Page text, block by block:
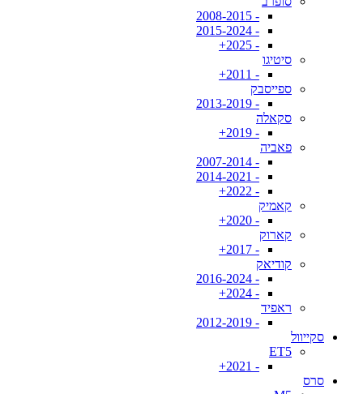
- 2008-2015
- 2015-2024
- 2025+
סיטיגו
- 2011+
ספייסבק
- 2013-2019
סקאלה
- 2019+
פאביה
- 2007-2014
- 2014-2021
- 2022+
קאמיק
- 2020+
קארוק
- 2017+
קודיאק
- 2016-2024
- 2024+
ראפיד
- 2012-2019
סקייוול
ET5
- 2021+
סרס